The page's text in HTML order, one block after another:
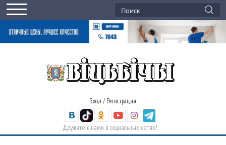
Вход / Регистрация
Дружите с нами в социальных сетях!